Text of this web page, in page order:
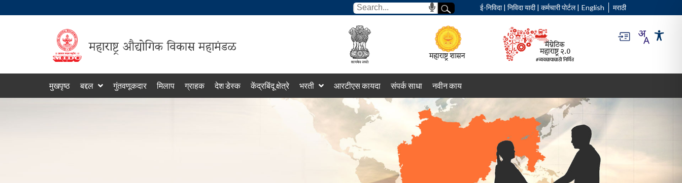
ई-निविदा| निविदा यादी| कर्मचारी पोर्टल| English मराठी
मुखपृष्ठ बद्दल गुंतवणूकदार मिलाप ग्राहक देश डेस्क केंद्रबिंदू क्षेत्रे भरती आरटीएस कायदा संपर्क साधा नवीन काय